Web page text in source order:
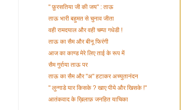
" फ़ुरसतिया जी की जय" : ताऊ
ताऊ भारी बहुमत से चुनाव जीता
वही रामदयाल और वही चम्पा गधेडी !
ताऊ का सैम और बीनू फिरंगी
आज का काण्ड मेरे लिए ताई के रूप में
सैम गुर्राया ताऊ पर
ताऊ का सैम और "अ" हटाकर अच्युतानंदन
" लुन्गाडे यार किसके ? खाए पीये और खिसके !"
आतंकवाद के ख़िलाफ़ जनहित याचिका